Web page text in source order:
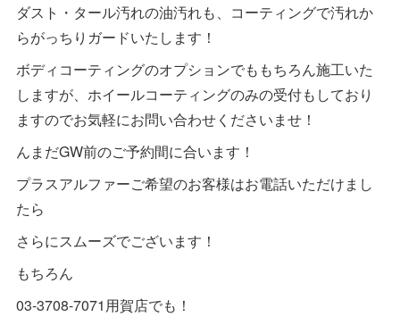
ダスト・タール汚れの油汚れも、コーティングで汚れか
らがっちりガードいたします！
ボディコーティングのオプションでももちろん施工いた
しますが、ホイールコーティングのみの受付もしており
ますのでお気軽にお問い合わせくださいませ！
んまだGW前のご予約間に合います！
プラスアルファーご希望のお客様はお電話いただけまし
たら
さらにスムーズでございます！
もちろん
03-3708-7071用賀店でも！